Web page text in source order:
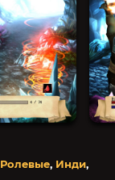
Ролевые, Инди,